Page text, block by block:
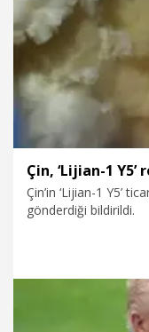
26.07.2026
Çin’in ‘Lijian-1 Y5’
gönderdiği bildirildi.